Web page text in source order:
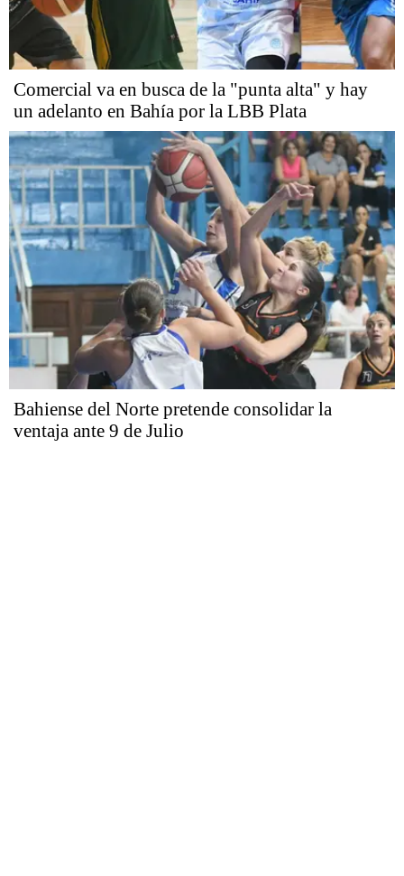
Comercial va en busca de la "punta alta" y hay
un adelanto en Bahía por la LBB Plata
Bahiense del Norte pretende consolidar la
ventaja ante 9 de Julio